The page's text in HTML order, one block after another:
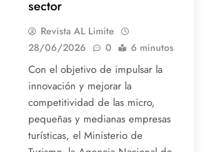
sector
Revista AL Limite
28/06/2026
0 6 minutos
Con el objetivo de impulsar la
innovación y mejorar la
competitividad de las micro,
pequeñas y medianas empresas
turísticas, el Ministerio de